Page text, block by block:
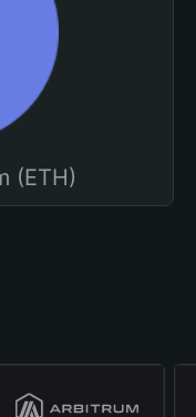
(ETH)